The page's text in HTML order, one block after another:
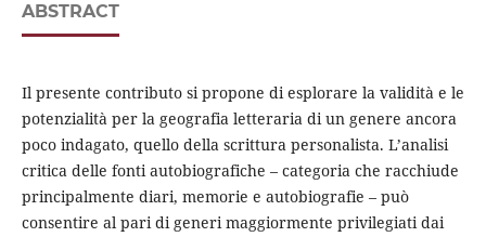
ABSTRACT
Il presente contributo si propone di esplorare la validità e le
potenzialità per la geografia letteraria di un genere ancora
poco indagato, quello della scrittura personalista. L’analisi
critica delle fonti autobiografiche – categoria che racchiude
principalmente diari, memorie e autobiografie – può
consentire al pari di generi maggiormente privilegiati dai